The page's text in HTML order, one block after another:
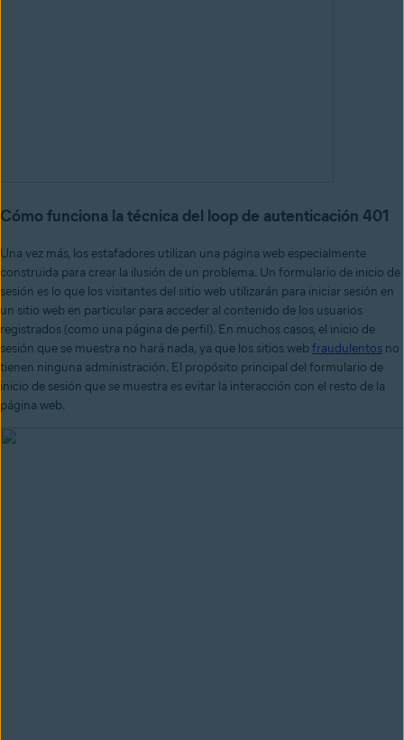
Cómo funciona la técnica del loop de autenticación 401
Una vez más, los estafadores utilizan una página web especialmente
construida para crear la ilusión de un problema. Un formulario de inicio de
sesión es lo que los visitantes del sitio web utilizarán para iniciar sesión en
un sitio web en particular para acceder al contenido de los usuarios
registrados (como una página de perfil). En muchos casos, el inicio de
sesión que se muestra no hará nada, ya que los sitios webfraudulentos no
tienen ninguna administración. El propósito principal del formulario de
inicio de sesión que se muestra es evitar la interacción con el resto de la
página web.